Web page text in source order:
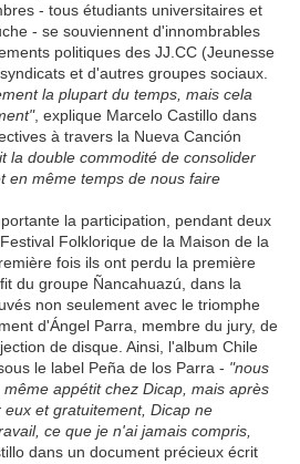
- tous étudiants universitaires et
- se souviennent d'innombrables
politiques des JJ.CC (Jeunesse
et d'autres groupes sociaux.
la plupart du temps, mais cela
, explique Marcelo Castillo dans
à travers la Nueva Canción
la double commodité de consolider
en même temps de nous faire
la participation, pendant deux
Folklorique de la Maison de la
fois ils ont perdu la première
du groupe Ñancahuazú, dans la
non seulement avec le triomphe
d'Ángel Parra, membre du jury, de
de disque. Ainsi, l'album Chile
le label Peña de los Parra - "nous
appétit chez Dicap, mais après
et gratuitement, Dicap ne
ce que je n'ai jamais compris,
dans un document précieux écrit